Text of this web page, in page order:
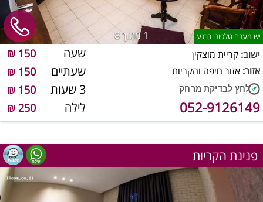
1מתוך 8 יש מענה טלפוני כרגע
שעה 150 ₪
שעתיים 150 ₪
3 שעות 150 ₪
לילה 250 ₪
ישוב: קריית מוצקין
אזור: אזור חיפה והקריות
052-9126149
פנינת הקריות